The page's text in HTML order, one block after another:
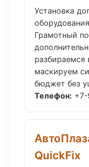
Установка
Грамотный
разбираемся
маскируем
бюджет без
Телефон:
QuickFix